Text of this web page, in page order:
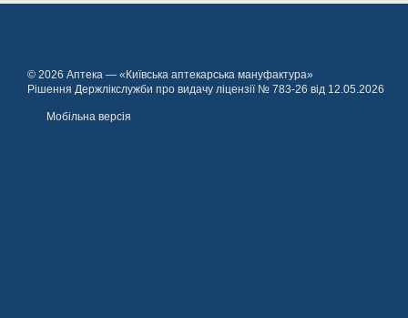
© 2026 Аптека — «Київська аптекарська мануфактура»
Рішення Держлікслужби про видачу ліцензії № 783-26 від 12.05.2026
Мобільна версія